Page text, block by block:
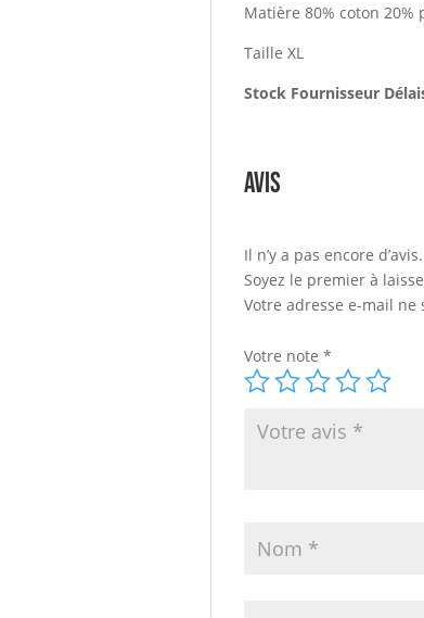
Matière 80% coton 20%
Taille XL
Stock Fournisseur
Avis
Il n’y a pas encore d’avis.
Soyez le premier à
Votre adresse e-mail ne
Votre note *